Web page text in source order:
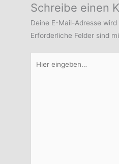
Schreibe einen
Deine E-Mail-Adresse
Erforderliche Felder sind
eingeben…